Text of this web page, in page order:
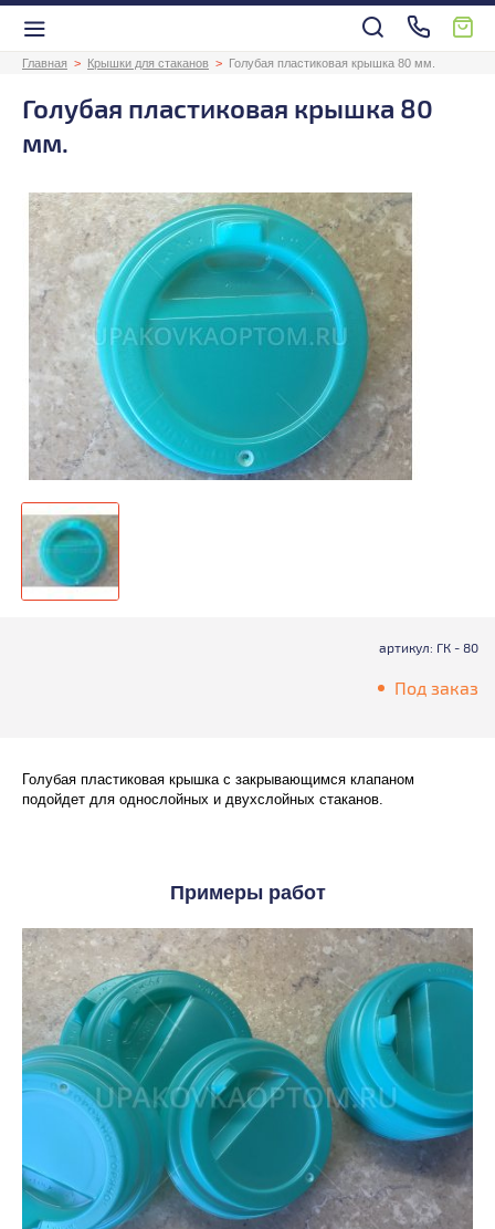
Главная Крышки для стаканов Голубая пластиковая крышка 80 мм.
Голубая пластиковая крышка 80
мм.
артикул: ГК - 80
Под заказ
Голубая пластиковая крышка с закрывающимся клапаном
подойдет для однослойных и двухслойных стаканов.
Примеры работ